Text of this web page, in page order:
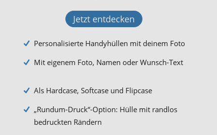
Jetzt entdecken
Personalisierte Handyhüllen mit deinem Foto
Mit eigenem Foto, Namen oder Wunsch-Text
Als Hardcase, Softcase und Flipcase
„Rundum-Druck“-Option: Hülle mit randlos
bedruckten Rändern